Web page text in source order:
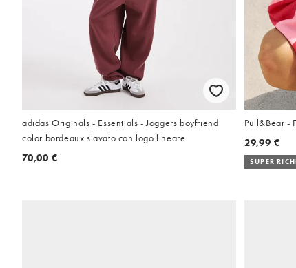
adidas Originals - Essentials - Joggers boyfriend
color bordeaux slavato con logo lineare
70,00 €
Pull&Bear -
29,99 €
SUPER